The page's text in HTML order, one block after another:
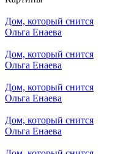
Дом, который снится
Ольга Енаева
Дом, который снится
Ольга Енаева
Дом, который снится
Ольга Енаева
Дом, который снится
Ольга Енаева